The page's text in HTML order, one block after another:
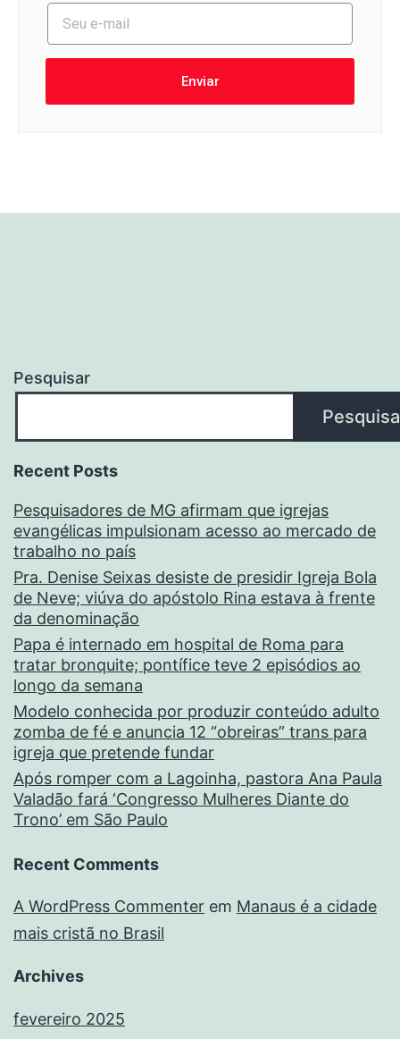
Enviar
Pesquisar
Recent Posts
Pesquisadores de MG afirmam que igrejas
evangélicas impulsionam acesso ao mercado de
trabalho no país
Pra. Denise Seixas desiste de presidir Igreja Bola
de Neve; viúva do apóstolo Rina estava à frente
da denominação
Papa é internado em hospital de Roma para
tratar bronquite; pontífice teve 2 episódios ao
longo da semana
Modelo conhecida por produzir conteúdo adulto
zomba de fé e anuncia 12 “obreiras” trans para
igreja que pretende fundar
Após romper com a Lagoinha, pastora Ana Paula
Valadão fará ‘Congresso Mulheres Diante do
Trono’ em São Paulo
Recent Comments
A WordPress Commenter em Manaus é a cidade
mais cristã no Brasil
Archives
fevereiro 2025